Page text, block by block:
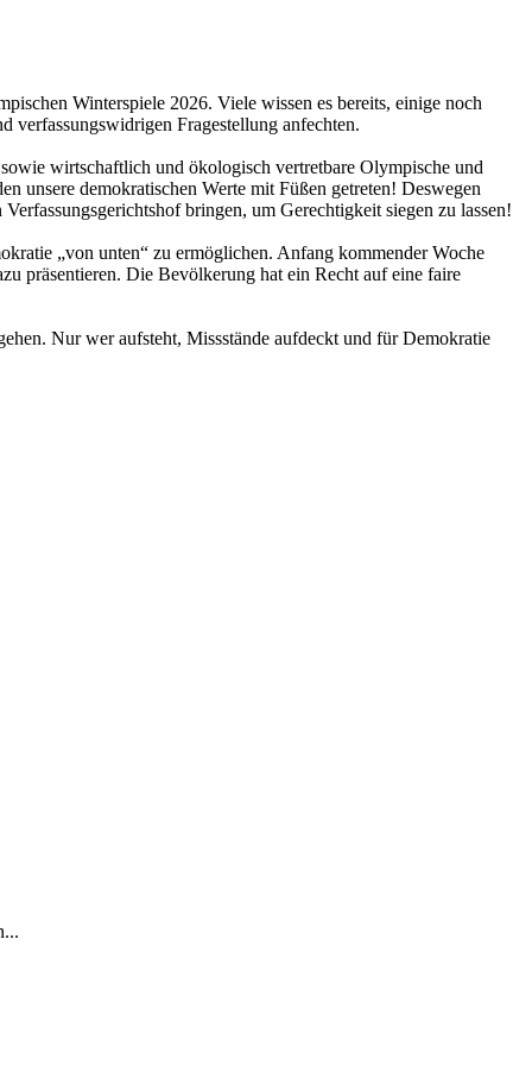
Winterspiele 2026. Viele wissen es bereits, einige noch
Fragestellung anfechten.
wirtschaftlich und ökologisch vertretbare Olympische und
unsere demokratischen Werte mit Füßen getreten! Deswegen
bringen, um Gerechtigkeit siegen zu lassen!
„von unten“ zu ermöglichen. Anfang kommender Woche
präsentieren. Die Bevölkerung hat ein Recht auf eine faire
Nur wer aufsteht, Missstände aufdeckt und für Demokratie